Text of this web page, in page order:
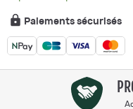
Paiements sécurisés